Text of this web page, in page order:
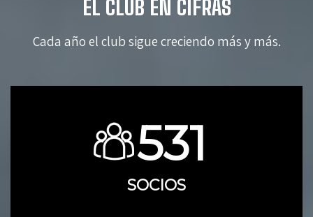
EL CLUB EN CIFRAS
Cada año el club sigue creciendo más y más.
531
SOCIOS